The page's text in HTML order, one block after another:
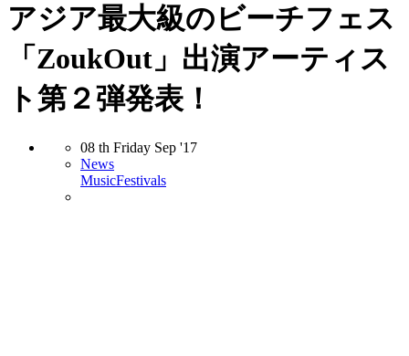
アジア最大級のビーチフェス
「ZoukOut」出演アーティス
ト第２弾発表！
08 th Friday Sep '17
News
MusicFestivals